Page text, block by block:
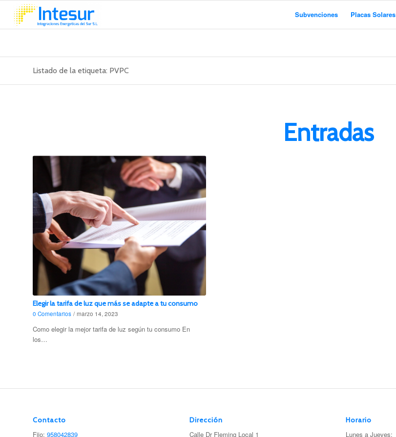
Subvenciones Placas Solares
Listado de la etiqueta: PVPC
Entradas
Elegir la tarifa de luz que más se adapte a tu consumo
0 Comentarios / marzo 14, 2023
Como elegir la mejor tarifa de luz según tu consumo En
los…
Contacto
Fijo: 958042839
Dirección
Calle Dr Fleming Local 1
Horario
Lunes a Jueves: